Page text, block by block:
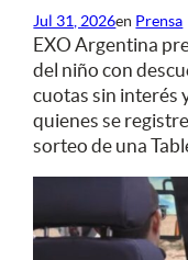
Jul 31, 2026en Prensa
EXO Argentina
del niño con
cuotas sin interés
quienes se
sorteo de una